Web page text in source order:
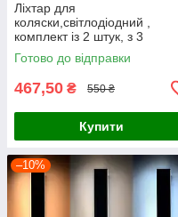
Ліхтар для
коляски,світлодіодний ,
комплект із 2 штук, з 3
режимами підсвітки, LED Pro
Light, водонепроникний IP65
Готово до відправки
467,50 ₴ 550 ₴
Купити
–10%